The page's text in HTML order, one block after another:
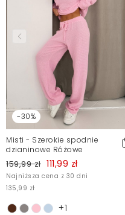
-30%
Misti - Szerokie spodnie
dzianinowe Różowe
159,99 zł 111,99 zł
Najniższa cena z 30 dni
135,99 zł
+1